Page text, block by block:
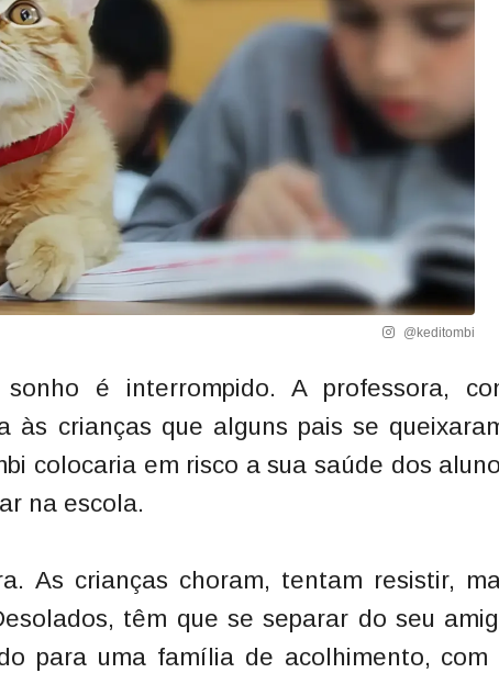
@keditombi
é interrompido. A professora,
às crianças que alguns pais se
colocaria em risco a sua saúde dos
na escola.
As crianças choram, tentam resistir,
têm que se separar do seu
para uma família de acolhimento, com